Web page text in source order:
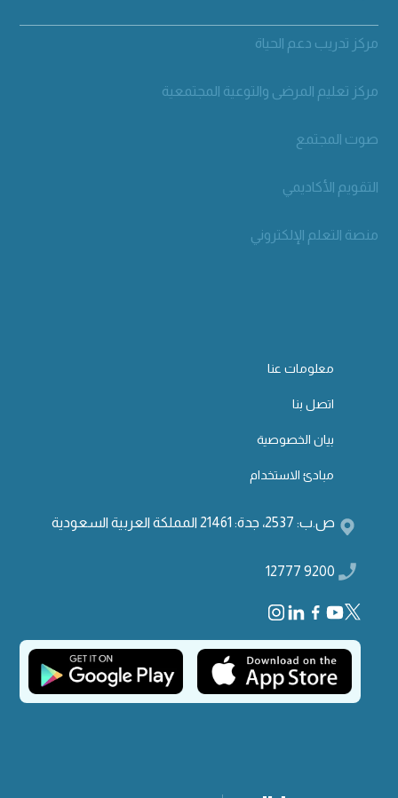
مركز تدريب دعم الحياة
مركز تعليم المرضى والتوعية المجتمعية
صوت المجتمع
التقويم الأكاديمي
منصة التعلم الإلكتروني
معلومات عنا
اتصل بنا
بيان الخصوصية
مبادئ الاستخدام
ص.ب: 2537، جدة: 21461 المملكة العربية السعودية
9200 12777